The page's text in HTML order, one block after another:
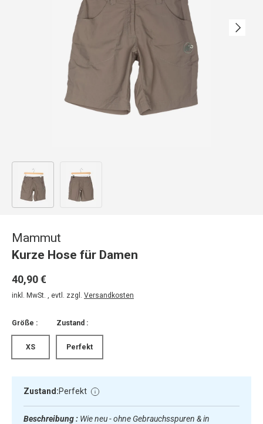
Nächste
Bild 1 in Galerieansicht laden
Mammut
Kurze Hose für Damen
40,90 €
inkl. MwSt. , evtl. zzgl. Versandkosten
Größe :
XS
Zustand :
Perfekt
Zustand:Perfekt
Beschreibung : Wie neu - ohne Gebrauchsspuren & in